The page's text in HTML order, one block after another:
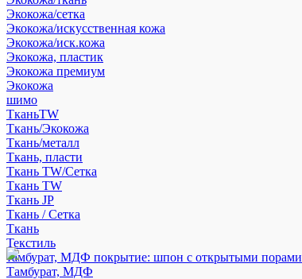
Экокожа/сетка
Экокожа/искусственная кожа
Экокожа/иск.кожа
Экокожа, пластик
Экокожа премиум
Экокожа
шимо
ТканьTW
Ткань/Экокожа
Ткань/металл
Ткань, пласти
Ткань TW/Сетка
Ткань TW
Ткань JP
Ткань / Сетка
Ткань
Текстиль
тамбурат, МДФ покрытие: шпон с открытыми порами
Тамбурат, МДФ